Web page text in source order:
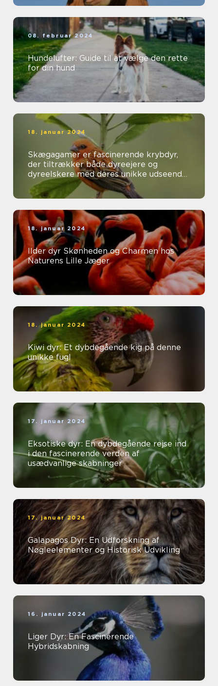
08. februar 2024
Hundelufter: Guide til at vælge den rette
for din hund
18. januar 2024
Skægagamer er fascinerende krybdyr,
der tiltrækker både dyreejere og
dyreelskere med deres unikke udseende
og interessante adfærd
18. januar 2024
Ilder dyr Skønheden og Charmen hos
Naturens Lille Jæger
18. januar 2024
Kiwi dyr: Et dybdegående kig på denne
unikke fugl
17. januar 2024
Eksotiske dyr: En dybdegående rejse ind
i den fascinerende verden af
usædvanlige skabninger
17. januar 2024
Galapagos Dyr: En Udforskning af
Nøgleelementer og Historisk Udvikling
16. januar 2024
Liger Dyr: En Fascinerende
Hybridskabning